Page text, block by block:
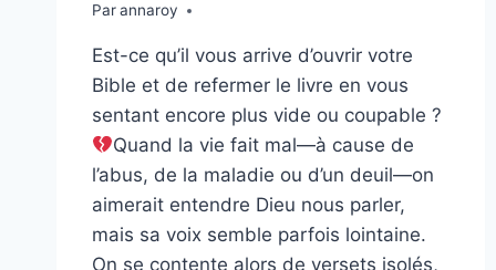
Parannaroy
Est-ce qu’il vous arrive d’ouvrir votre
Bible et de refermer le livre en vous
sentant encore plus vide ou coupable ?
Quand la vie fait mal—à cause de
l’abus, de la maladie ou d’un deuil—on
aimerait entendre Dieu nous parler,
mais sa voix semble parfois lointaine.
On se contente alors de versets isolés,